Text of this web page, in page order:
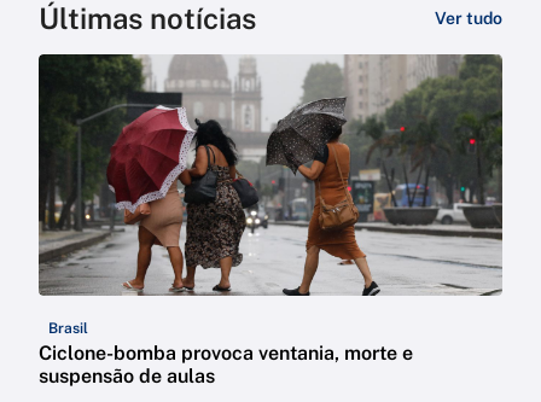
Últimas notícias Ver tudo
Brasil
Ciclone-bomba provoca ventania, morte e
suspensão de aulas